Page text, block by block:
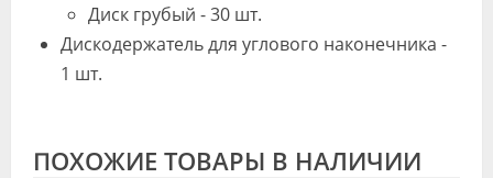
Диск грубый - 30 шт.
Дискодержатель для углового наконечника -
1 шт.
ПОХОЖИЕ ТОВАРЫ В НАЛИЧИИ